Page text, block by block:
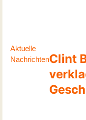
Aktuelle
NachrichtenClint